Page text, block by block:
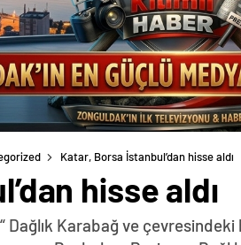
Katar, Borsa İstanbul’dan hisse aldı
hisse aldı
Dağlık Karabağ ve